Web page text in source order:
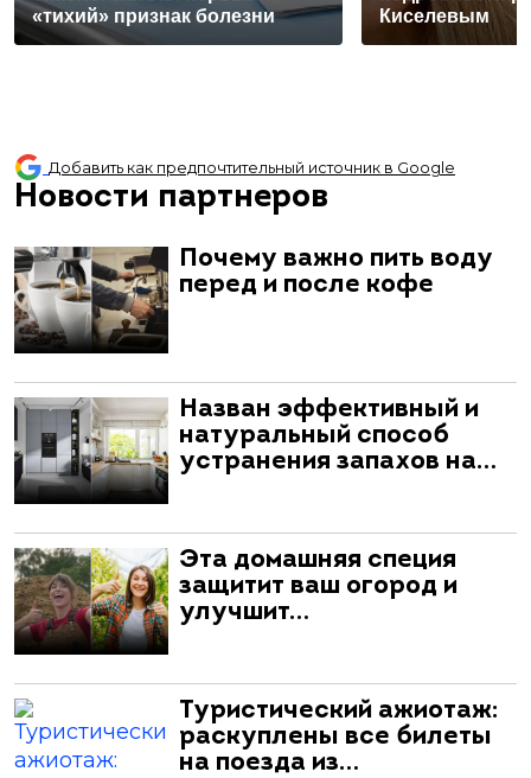
«тихий» признак болезни
Киселевым
Добавить как предпочтительный источник в Google
Новости партнеров
Почему важно пить воду
перед и после кофе
Назван эффективный и
натуральный способ
устранения запахов на…
Эта домашняя специя
защитит ваш огород и
улучшит…
Туристический ажиотаж:
раскуплены все билеты
на поезда из…